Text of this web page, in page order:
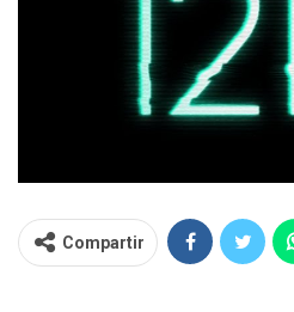
Compartir